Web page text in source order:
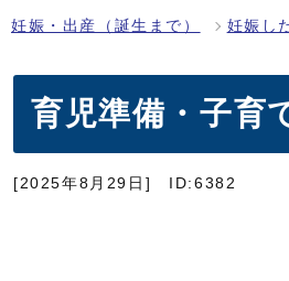
妊娠・出産（誕生まで） 妊娠し
育児準備・子育
[2025年8月29日] ID:6382